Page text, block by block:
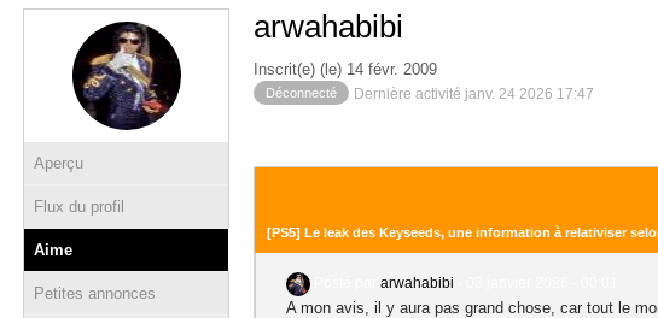
Aperçu
Flux du profil
Aime
Petites annonces
arwahabibi
Inscrit(e) (le) 14 févr. 2009
Déconnecté Dernière activité janv. 24 2026 17:47
[PS5] Le leak des Keyseeds, une information à relativiser
arwahabibi
A mon avis, il y aura pas grand chose, car tout le